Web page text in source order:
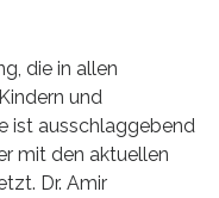
die in allen
und
ist ausschlaggebend
mit den aktuellen
Dr. Amir